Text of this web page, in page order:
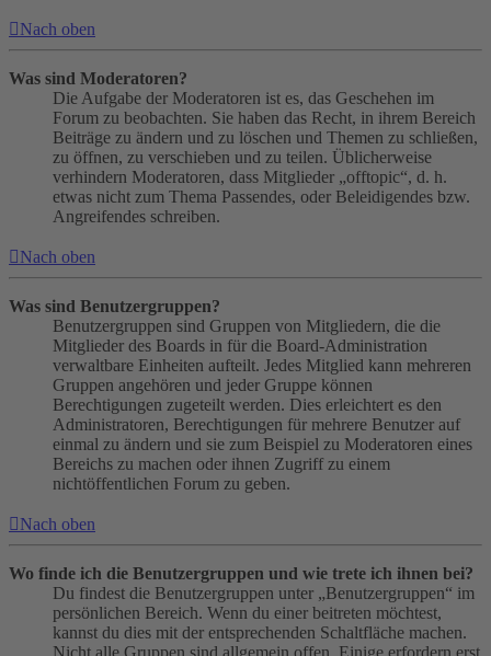
Nach oben
Was sind Moderatoren?
Die Aufgabe der Moderatoren ist es, das Geschehen im
Forum zu beobachten. Sie haben das Recht, in ihrem Bereich
Beiträge zu ändern und zu löschen und Themen zu schließen,
zu öffnen, zu verschieben und zu teilen. Üblicherweise
verhindern Moderatoren, dass Mitglieder „offtopic“, d. h.
etwas nicht zum Thema Passendes, oder Beleidigendes bzw.
Angreifendes schreiben.
Nach oben
Was sind Benutzergruppen?
Benutzergruppen sind Gruppen von Mitgliedern, die die
Mitglieder des Boards in für die Board-Administration
verwaltbare Einheiten aufteilt. Jedes Mitglied kann mehreren
Gruppen angehören und jeder Gruppe können
Berechtigungen zugeteilt werden. Dies erleichtert es den
Administratoren, Berechtigungen für mehrere Benutzer auf
einmal zu ändern und sie zum Beispiel zu Moderatoren eines
Bereichs zu machen oder ihnen Zugriff zu einem
nichtöffentlichen Forum zu geben.
Nach oben
Wo finde ich die Benutzergruppen und wie trete ich ihnen bei?
Du findest die Benutzergruppen unter „Benutzergruppen“ im
persönlichen Bereich. Wenn du einer beitreten möchtest,
kannst du dies mit der entsprechenden Schaltfläche machen.